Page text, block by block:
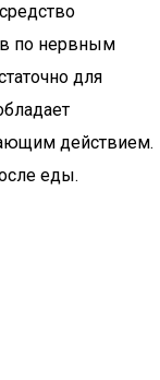
по нервным
для
действием.
еды.